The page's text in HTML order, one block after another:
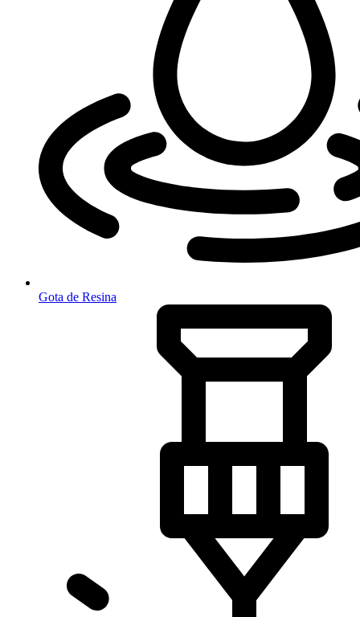
Gota de Resina